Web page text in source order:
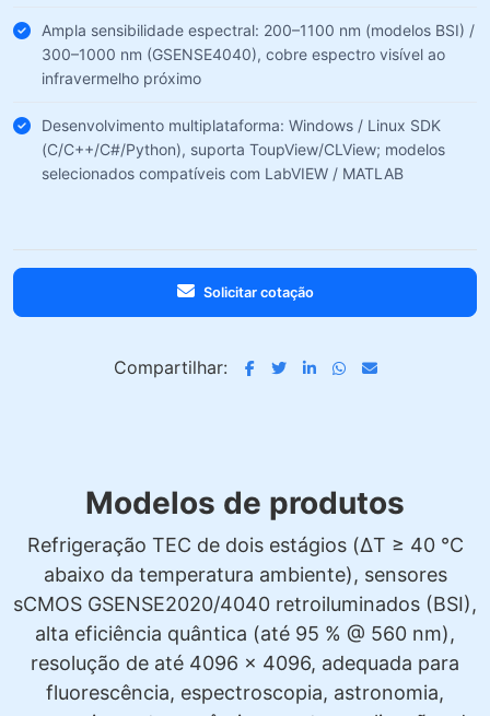
Ampla sensibilidade espectral: 200–1100 nm (modelos BSI) /
300–1000 nm (GSENSE4040), cobre espectro visível ao
infravermelho próximo
Desenvolvimento multiplataforma: Windows / Linux SDK
(C/C++/C#/Python), suporta ToupView/CLView; modelos
selecionados compatíveis com LabVIEW / MATLAB
Solicitar cotação
Compartilhar:
Modelos de produtos
Refrigeração TEC de dois estágios (ΔT ≥ 40 °C
abaixo da temperatura ambiente), sensores
sCMOS GSENSE2020/4040 retroiluminados (BSI),
alta eficiência quântica (até 95 % @ 560 nm),
resolução de até 4096 × 4096, adequada para
fluorescência, espectroscopia, astronomia,